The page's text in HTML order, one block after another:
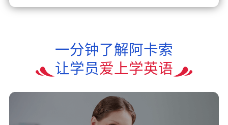
一分钟了解阿卡索
让学员爱上学英语